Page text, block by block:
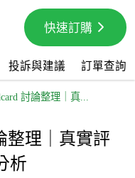
快速訂購
投訴與建議 訂單查詢
討論整理｜真...
整理｜真實評
析